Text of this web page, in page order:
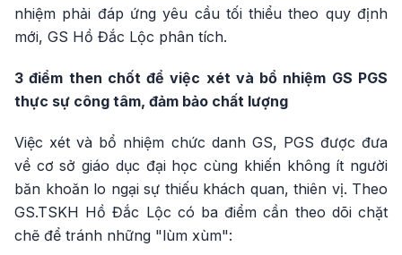
nhiệm phải đáp ứng yêu cầu tối thiểu theo quy định
mới, GS Hồ Đắc Lộc phân tích.
3 điểm then chốt để việc xét và bổ nhiệm GS PGS
thực sự công tâm, đảm bảo chất lượng
Việc xét và bổ nhiệm chức danh GS, PGS được đưa
về cơ sở giáo dục đại học cùng khiến không ít người
băn khoăn lo ngại sự thiếu khách quan, thiên vị. Theo
GS.TSKH Hồ Đắc Lộc có ba điểm cần theo dõi chặt
chẽ để tránh những "lùm xùm":